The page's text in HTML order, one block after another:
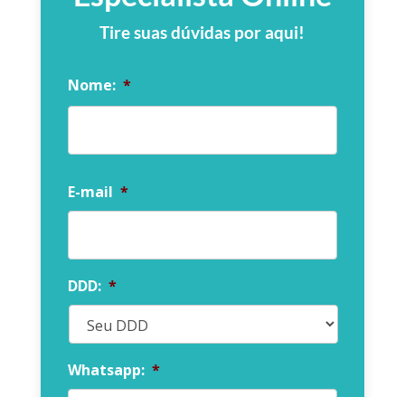
Tire suas dúvidas por aqui!
Nome: *
E-mail *
DDD: *
Whatsapp: *